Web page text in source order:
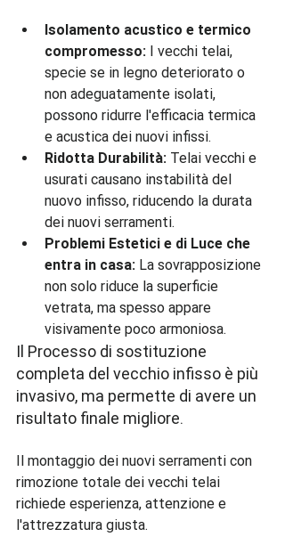
Isolamento acustico e termico
compromesso: I vecchi telai,
specie se in legno deteriorato o
non adeguatamente isolati,
possono ridurre l'efficacia termica
e acustica dei nuovi infissi.
Ridotta Durabilità: Telai vecchi e
usurati causano instabilità del
nuovo infisso, riducendo la durata
dei nuovi serramenti.
Problemi Estetici e di Luce che
entra in casa: La sovrapposizione
non solo riduce la superficie
vetrata, ma spesso appare
visivamente poco armoniosa.
Il Processo di sostituzione
completa del vecchio infisso è più
invasivo, ma permette di avere un
risultato finale migliore.
Il montaggio dei nuovi serramenti con
rimozione totale dei vecchi telai
richiede esperienza, attenzione e
l'attrezzatura giusta.